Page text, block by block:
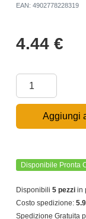
EAN: 4902778228319
4.44 €
Aggiungi
Disponibile Pronta
Disponibili 5 pezziin
Costo spedizione:
Spedizione Gratuita